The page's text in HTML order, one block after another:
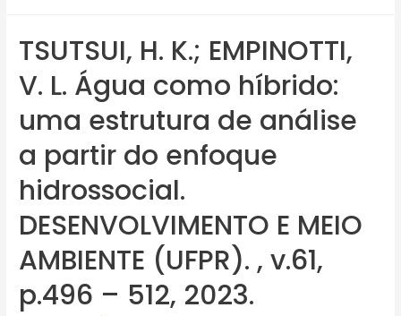
TSUTSUI, H. K.; EMPINOTTI,
V. L. Água como híbrido:
uma estrutura de análise
a partir do enfoque
hidrossocial.
DESENVOLVIMENTO E MEIO
AMBIENTE (UFPR). , v.61,
p.496 – 512, 2023.